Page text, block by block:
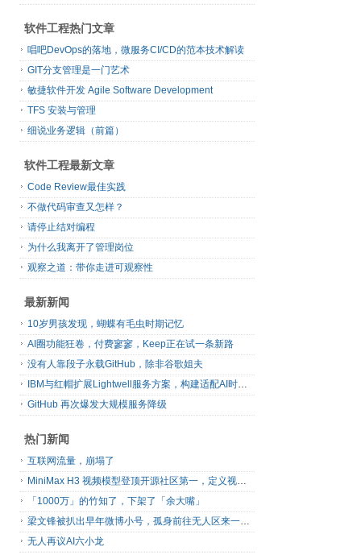
软件工程热门文章
唱吧DevOps的落地，微服务CI/CD的范本技术解读
GIT分支管理是一门艺术
敏捷软件开发 Agile Software Development
TFS 安装与管理
细说业务逻辑（前篇）
软件工程最新文章
Code Review最佳实践
不做代码审查又怎样？
请停止结对编程
为什么我离开了管理岗位
观察之道：带你走进可观察性
最新新闻
10岁男孩发现，蝴蝶有毛虫时期记忆
AI圈功能狂卷，付费寥寥，Keep正在试一条新路
没有人靠段子永载GitHub，除非谷歌姐夫
IBM与红帽扩展Lightwell服务方案，构建适配AI时代开源生态的可信基础设施
GitHub 再次爆发大规模服务降级
热门新闻
互联网流量，崩塌了
MiniMax H3 视频模型登顶开源社区第一，定义视频模型领域“斩杀线”
「1000万」的竹知了，下架了「余大嘴」
梁文锋被扒出早年微博小号，孤身前往无人区来一场相当 deep 的 seek 旅行
无人再议AI六小龙